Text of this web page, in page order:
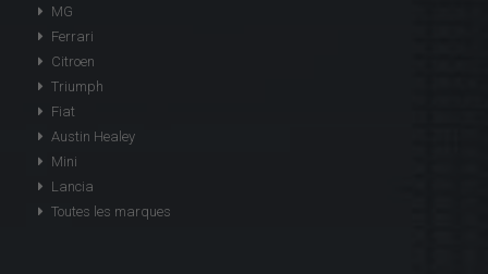
MG
Ferrari
Citroen
Triumph
Fiat
Austin Healey
Mini
Lancia
Toutes les marques